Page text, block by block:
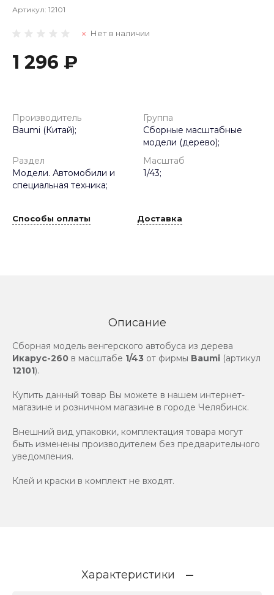
Артикул: 12101
Нет в наличии
1 296 ₽
Производитель
Baumi (Китай);
Группа
Сборные масштабные
модели (дерево);
Раздел
Модели. Автомобили и
специальная техника;
Масштаб
1/43;
Способы оплаты Доставка
Описание
Сборная модель венгерского автобуса из дерева
Икарус-260 в масштабе 1/43 от фирмы Baumi (артикул
12101).
Купить данный товар Вы можете в нашем интернет-
магазине и розничном магазине в городе Челябинск.
Внешний вид упаковки, комплектация товара могут
быть изменены производителем без предварительного
уведомления.
Клей и краски в комплект не входят.
Характеристики